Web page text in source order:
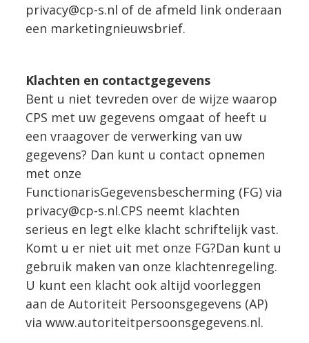
privacy@cp-s.nl of de afmeld link onderaan
een marketingnieuwsbrief.
Klachten en contactgegevens
Bent u niet tevreden over de wijze waarop
CPS met uw gegevens omgaat of heeft u
een vraagover de verwerking van uw
gegevens? Dan kunt u contact opnemen
met onze
FunctionarisGegevensbescherming (FG) via
privacy@cp-s.nl.CPS neemt klachten
serieus en legt elke klacht schriftelijk vast.
Komt u er niet uit met onze FG?Dan kunt u
gebruik maken van onze klachtenregeling.
U kunt een klacht ook altijd voorleggen
aan de Autoriteit Persoonsgegevens (AP)
via www.autoriteitpersoonsgegevens.nl.